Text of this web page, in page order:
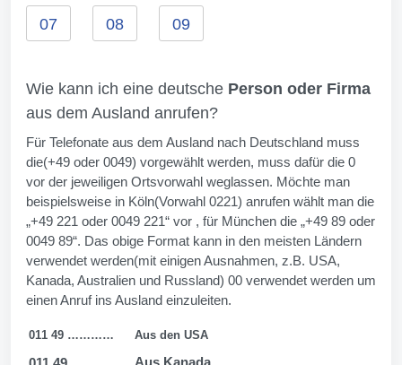
07 08 09
Wie kann ich eine deutsche Person oder Firma
aus dem Ausland anrufen?
Für Telefonate aus dem Ausland nach Deutschland muss
die(+49 oder 0049) vorgewählt werden, muss dafür die 0
vor der jeweiligen Ortsvorwahl weglassen. Möchte man
beispielsweise in Köln(Vorwahl 0221) anrufen wählt man die
„+49 221 oder 0049 221“ vor , für München die „+49 89 oder
0049 89“. Das obige Format kann in den meisten Ländern
verwendet werden(mit einigen Ausnahmen, z.B. USA,
Kanada, Australien und Russland) 00 verwendet werden um
einen Anruf ins Ausland einzuleiten.
011 49 ………… Aus den USA